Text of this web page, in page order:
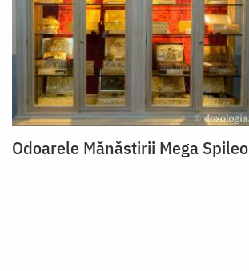
Odoarele Mănăstirii Mega Spileo